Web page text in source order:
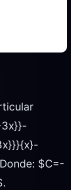
$C=-